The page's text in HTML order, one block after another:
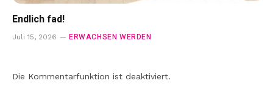
Endlich fad!
Juli 15, 2026 ERWACHSEN WERDEN
Die Kommentarfunktion ist deaktiviert.